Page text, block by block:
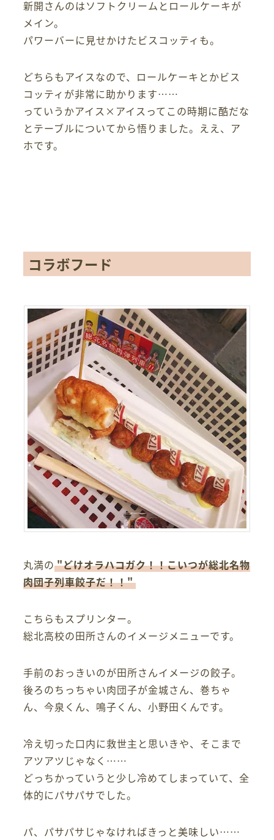
新開さんのはソフトクリームとロールケーキが
メイン。
パワーバーに見せかけたビスコッティも。
どちらもアイスなので、ロールケーキとかビス
コッティが非常に助かります……
っていうかアイス×アイスってこの時期に酷だな
とテーブルについてから悟りました。ええ、ア
ホです。
コラボフード
丸満の"どけオラハコガク！！こいつが総北名物
肉団子列車餃子だ！！"
こちらもスプリンター。
総北高校の田所さんのイメージメニューです。
手前のおっきいのが田所さんイメージの餃子。
後ろのちっちゃい肉団子が金城さん、巻ちゃ
ん、今泉くん、鳴子くん、小野田くんです。
冷え切った口内に救世主と思いきや、そこまで
アツアツじゃなく……
どっちかっていうと少し冷めてしまっていて、全
体的にパサパサでした。
パ、パサパサじゃなければきっと美味しい……